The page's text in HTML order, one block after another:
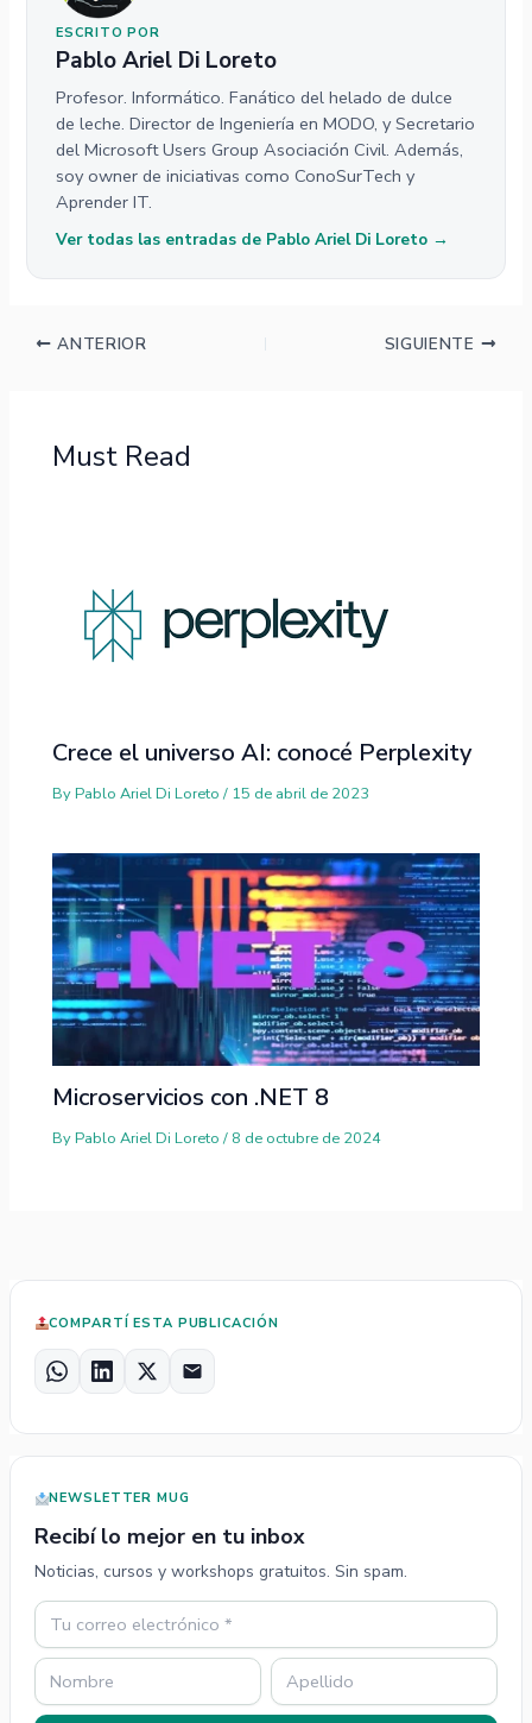
ESCRITO POR
Pablo Ariel Di Loreto
Profesor. Informático. Fanático del helado de dulce
de leche. Director de Ingeniería en MODO, y Secretario
del Microsoft Users Group Asociación Civil. Además,
soy owner de iniciativas como ConoSurTech y
Aprender IT.
Ver todas las entradas de Pablo Ariel Di Loreto →
ANTERIOR SIGUIENTE
Must Read
Crece el universo AI: conocé Perplexity
ByPablo Ariel Di Loreto/ 15 de abril de 2023
Microservicios con .NET 8
ByPablo Ariel Di Loreto/ 8 de octubre de 2024
COMPARTÍ ESTA PUBLICACIÓN
W
a
t
A
p
L
n
k
d
I
X
E
a
i
NEWSLETTER MUG
Recibí lo mejor en tu inbox
Noticias, cursos y workshops gratuitos. Sin spam.